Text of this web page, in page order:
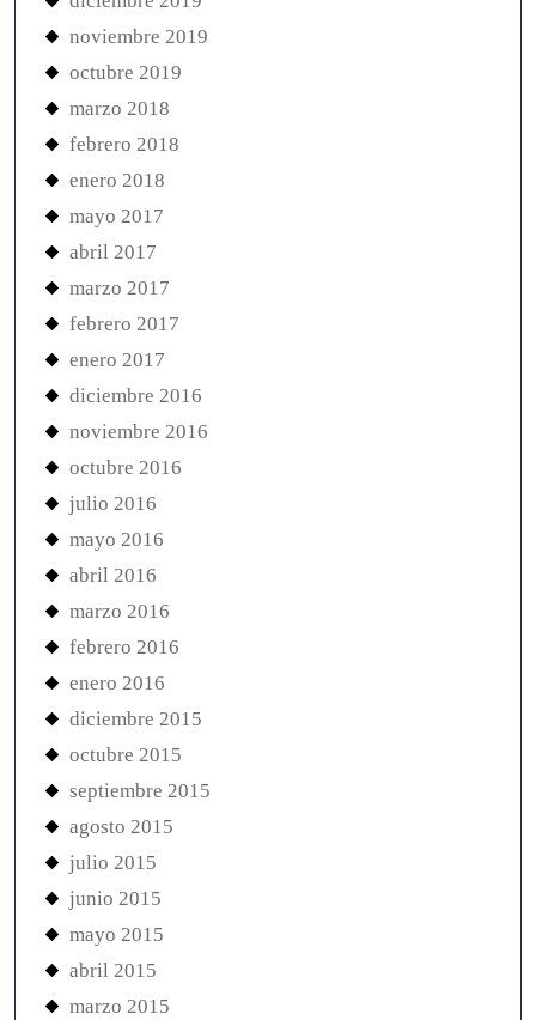
noviembre 2019
octubre 2019
marzo 2018
febrero 2018
enero 2018
mayo 2017
abril 2017
marzo 2017
febrero 2017
enero 2017
diciembre 2016
noviembre 2016
octubre 2016
julio 2016
mayo 2016
abril 2016
marzo 2016
febrero 2016
enero 2016
diciembre 2015
octubre 2015
septiembre 2015
agosto 2015
julio 2015
junio 2015
mayo 2015
abril 2015
marzo 2015